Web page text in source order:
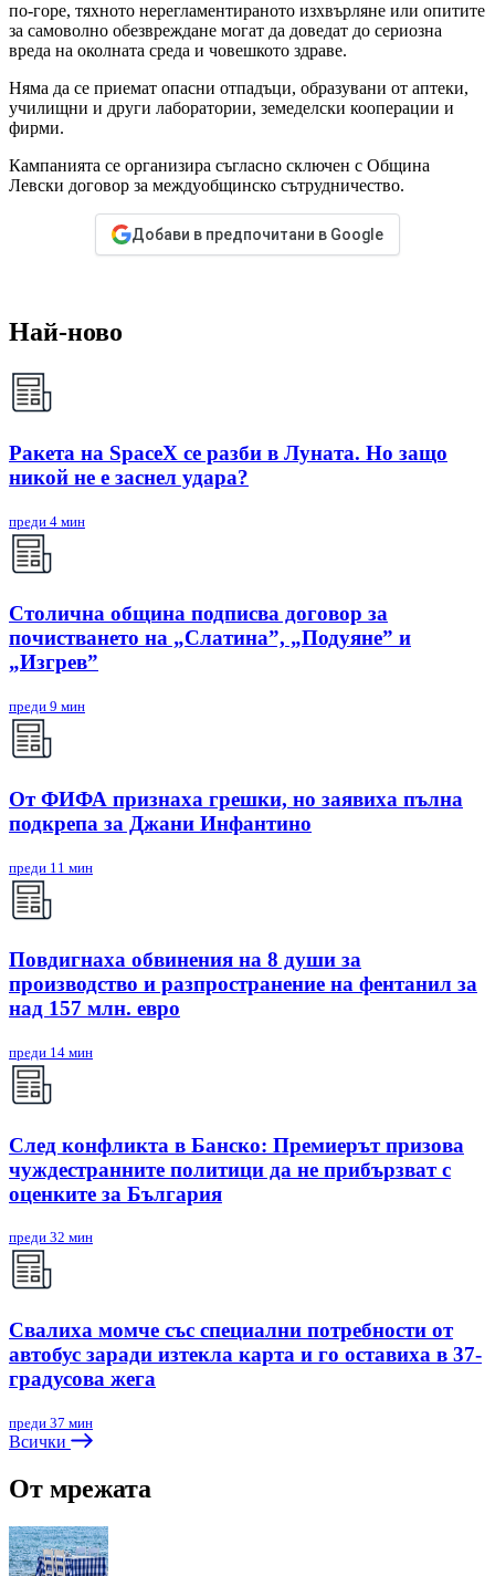
по-горе, тяхното нерегламентираното изхвърляне или опитите
за самоволно обезвреждане могат да доведат до сериозна
вреда на околната среда и човешкото здраве.
Няма да се приемат опасни отпадъци, образувани от аптеки,
училищни и други лаборатории, земеделски кооперации и
фирми.
Кампанията се организира съгласно сключен с Община
Левски договор за междуобщинско сътрудничество.
Добави в предпочитани в Google
Най-ново
Ракета на SpaceX се разби в Луната. Но защо
никой не е заснел удара?
преди 4 мин
Столична община подписва договор за
почистването на „Слатина”, „Подуяне” и
„Изгрев”
преди 9 мин
От ФИФА признаха грешки, но заявиха пълна
подкрепа за Джани Инфантино
преди 11 мин
Повдигнаха обвинения на 8 души за
производство и разпространение на фентанил за
над 157 млн. евро
преди 14 мин
След конфликта в Банско: Премиерът призова
чуждестранните политици да не прибързват с
оценките за България
преди 32 мин
Свалиха момче със специални потребности от
автобус заради изтекла карта и го оставиха в 37-
градусова жега
преди 37 мин
Всички
От мрежата